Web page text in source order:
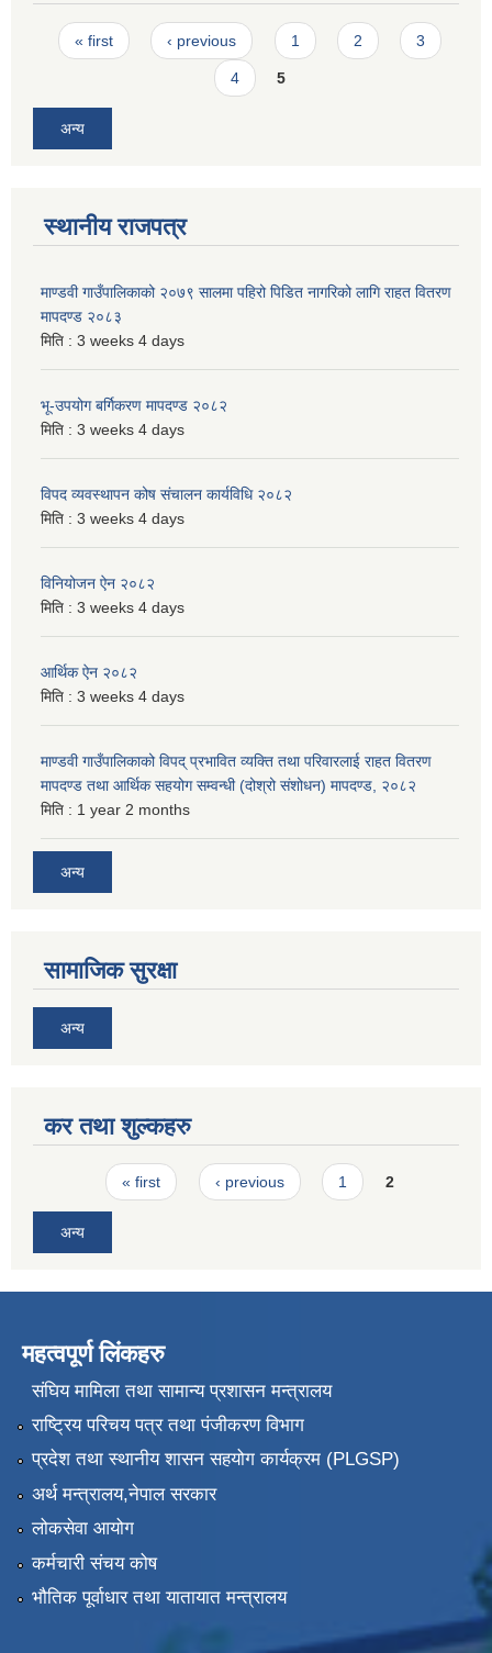
Pages
« first ‹ previous 1 2 3
4 5
अन्य
स्थानीय राजपत्र
माण्डवी गाउँपालिकाको २०७९ सालमा पहिरो पिडित नागरिको लागि राहत वितरण
मापदण्ड २०८३
मिति : 3 weeks 4 days
भू-उपयोग बर्गिकरण मापदण्ड २०८२
मिति : 3 weeks 4 days
विपद व्यवस्थापन कोष संचालन कार्यविधि २०८२
मिति : 3 weeks 4 days
विनियोजन ऐन २०८२
मिति : 3 weeks 4 days
आर्थिक ऐन २०८२
मिति : 3 weeks 4 days
माण्डवी गाउँपालिकाको विपद् प्रभावित व्यक्ति तथा परिवारलाई राहत वितरण
मापदण्ड तथा आर्थिक सहयोग सम्वन्धी (दोश्रो संशोधन) मापदण्ड, २०८२
मिति : 1 year 2 months
अन्य
सामाजिक सुरक्षा
अन्य
कर तथा शुल्कहरु
Pages« first ‹ previous 1 2
अन्य
महत्वपूर्ण लिंकहरु
संघिय मामिला तथा सामान्य प्रशासन मन्त्रालय
राष्ट्रिय परिचय पत्र तथा पंजीकरण विभाग
प्रदेश तथा स्थानीय शासन सहयोग कार्यक्रम (PLGSP)
अर्थ मन्त्रालय,नेपाल सरकार
लोकसेवा आयोग
कर्मचारी संचय कोष
भौतिक पूर्वाधार तथा यातायात मन्त्रालय